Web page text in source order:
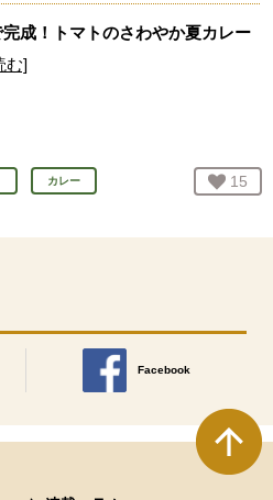
完成！トマトのさわやか夏カレー
む]
カレー お気
15
きます。
Facebook
別のウィンドウで開きます